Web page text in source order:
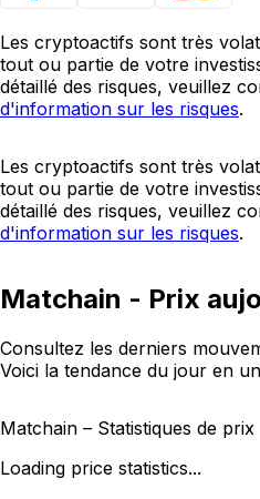
Les cryptoactifs sont très
tout ou partie de votre
détaillé des risques, veuillez
d'information sur les risques.
Les cryptoactifs sont très
tout ou partie de votre
détaillé des risques, veuillez
d'information sur les risques.
Matchain - Prix
Consultez les derniers
Voici la tendance du jour en
Matchain – Statistiques de prix
Loading price statistics...